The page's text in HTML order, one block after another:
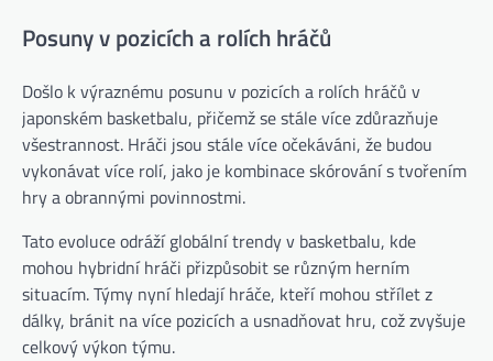
Posuny v pozicích a rolích hráčů
Došlo k výraznému posunu v pozicích a rolích hráčů v
japonském basketbalu, přičemž se stále více zdůrazňuje
všestrannost. Hráči jsou stále více očekáváni, že budou
vykonávat více rolí, jako je kombinace skórování s tvořením
hry a obrannými povinnostmi.
Tato evoluce odráží globální trendy v basketbalu, kde
mohou hybridní hráči přizpůsobit se různým herním
situacím. Týmy nyní hledají hráče, kteří mohou střílet z
dálky, bránit na více pozicích a usnadňovat hru, což zvyšuje
celkový výkon týmu.